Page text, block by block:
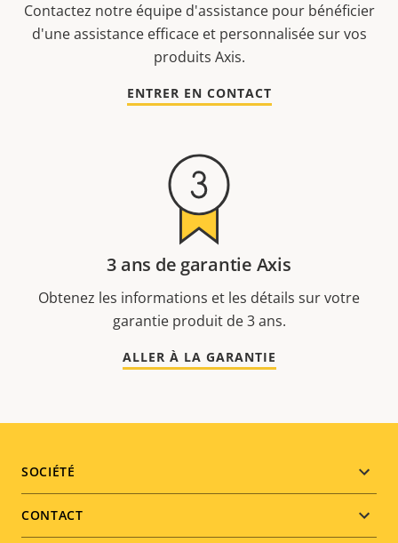
Contactez notre équipe d'assistance pour bénéficier
d'une assistance efficace et personnalisée sur vos
produits Axis.
ENTRER EN CONTACT
3 ans de garantie Axis
Obtenez les informations et les détails sur votre
garantie produit de 3 ans.
ALLER À LA GARANTIE
Footer
menu
SOCIÉTÉ
CONTACT